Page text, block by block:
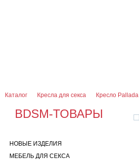
Каталог Кресла для секса Кресло Pallada
BDSM-ТОВАРЫ
НОВЫЕ ИЗДЕЛИЯ
МЕБЕЛЬ ДЛЯ СЕКСА